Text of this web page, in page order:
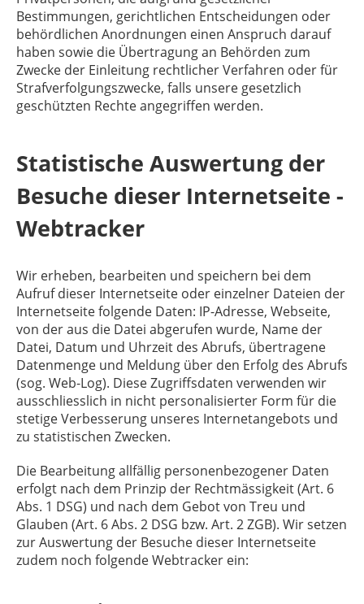
Bestimmungen, gerichtlichen Entscheidungen oder
behördlichen Anordnungen einen Anspruch darauf
haben sowie die Übertragung an Behörden zum
Zwecke der Einleitung rechtlicher Verfahren oder für
Strafverfolgungszwecke, falls unsere gesetzlich
geschützten Rechte angegriffen werden.
Statistische Auswertung der
Besuche dieser Internetseite -
Webtracker
Wir erheben, bearbeiten und speichern bei dem
Aufruf dieser Internetseite oder einzelner Dateien der
Internetseite folgende Daten: IP-Adresse, Webseite,
von der aus die Datei abgerufen wurde, Name der
Datei, Datum und Uhrzeit des Abrufs, übertragene
Datenmenge und Meldung über den Erfolg des Abrufs
(sog. Web-Log). Diese Zugriffsdaten verwenden wir
ausschliesslich in nicht personalisierter Form für die
stetige Verbesserung unseres Internetangebots und
zu statistischen Zwecken.
Die Bearbeitung allfällig personenbezogener Daten
erfolgt nach dem Prinzip der Rechtmässigkeit (Art. 6
Abs. 1 DSG) und nach dem Gebot von Treu und
Glauben (Art. 6 Abs. 2 DSG bzw. Art. 2 ZGB). Wir setzen
zur Auswertung der Besuche dieser Internetseite
zudem noch folgende Webtracker ein: